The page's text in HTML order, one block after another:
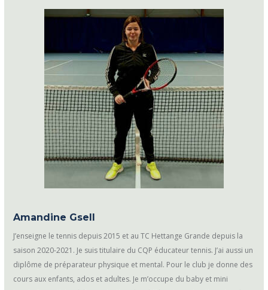
Amandine Gsell
J’enseigne le tennis depuis 2015 et au TC Hettange Grande depuis la
saison 2020-2021. Je suis titulaire du CQP éducateur tennis. J’ai aussi un
diplôme de préparateur physique et mental. Pour le club je donne des
cours aux enfants, ados et adultes. Je m’occupe du baby et mini